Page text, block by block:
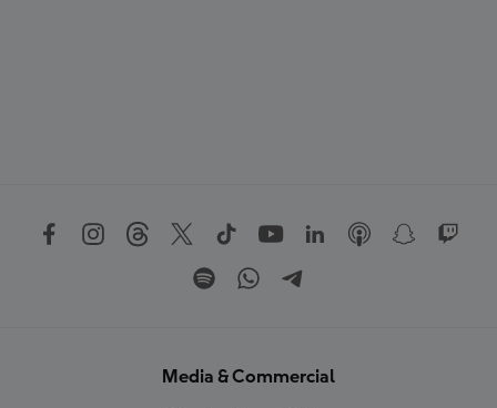
Media & Commercial